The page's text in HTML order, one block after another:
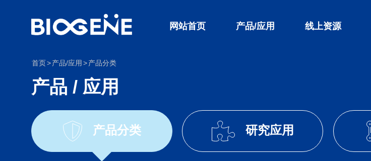
网站首页 产品/应用 线上资源
首页 产品/应用 产品分类
产品 / 应用
产品分类 研究应用